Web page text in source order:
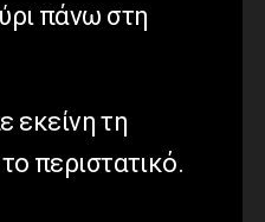
πάνω στη
εκείνη τη
περιστατικό.